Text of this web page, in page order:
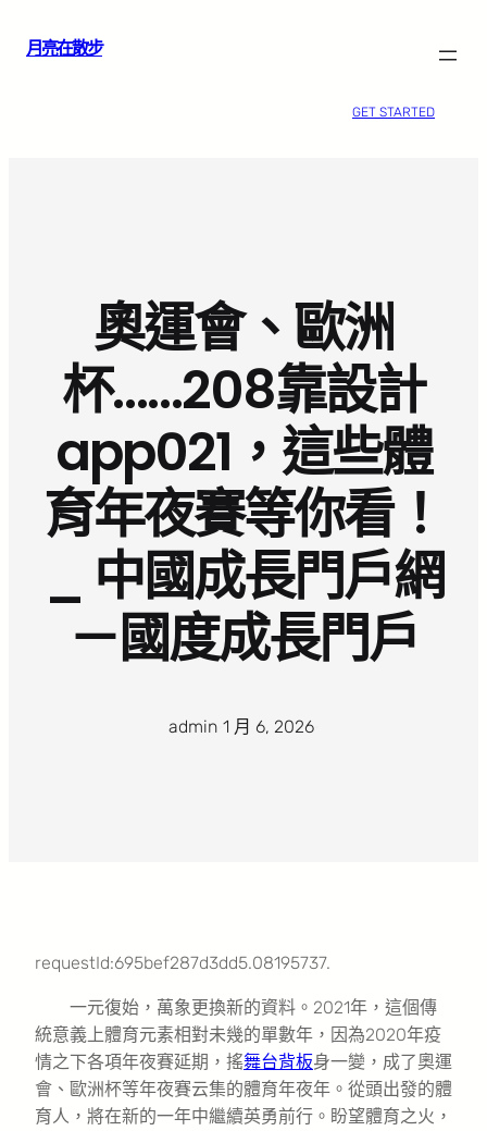
月亮在散步
GET STARTED
奧運會、歐洲
杯……208靠設計
app021，這些體
育年夜賽等你看！
_ 中國成長門戶網
－國度成長門戶
admin· 1 月 6, 2026·
requestId:695bef287d3dd5.08195737.
一元復始，萬象更換新的資料。2021年，這個傳
統意義上體育元素相對未幾的單數年，因為2020年疫
情之下各項年夜賽延期，搖舞台背板身一變，成了奧運
會、歐洲杯等年夜賽云集的體育年夜年。從頭出發的體
育人，將在新的一年中繼續英勇前行。盼望體育之火，